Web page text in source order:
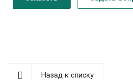
Назад к списку